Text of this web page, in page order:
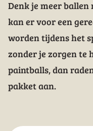
Denk je meer
kan er voor een
worden tijdens het
zonder je zorgen te
paintballs, dan
pakket aan.